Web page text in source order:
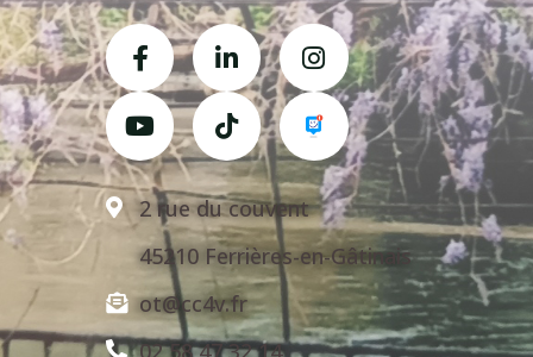
2 rue du couvent
45210 Ferrières-en-Gâtinais
ot@cc4v.fr
02 58 47 32 14